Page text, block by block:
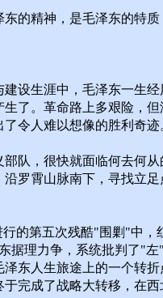
的精神，是毛泽东的特质
设生涯中，毛泽东一生
了。革命路上多艰险，
令人难以想像的胜利奇迹
队，很快就面临何去何
罗霄山脉南下，寻找立
的第五次残酷"围剿"中
据理力争，系统批判了"
东人生旅途上的一个转
完成了战略大转移，在西